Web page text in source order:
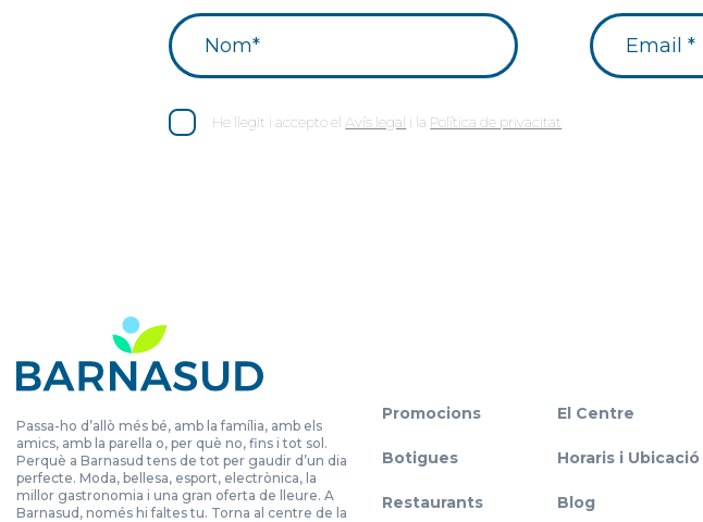
He llegit i accepto el Avís legal i la Política de privacitat
Passa-ho d’allò més bé, amb la família, amb els
amics, amb la parella o, per què no, fins i tot sol.
Perquè a Barnasud tens de tot per gaudir d’un dia
perfecte. Moda, bellesa, esport, electrònica, la
millor gastronomia i una gran oferta de lleure. A
Barnasud, només hi faltes tu. Torna al centre de la
Promocions
Botigues
Restaurants
El Centre
Horaris i Ubicació
Blog